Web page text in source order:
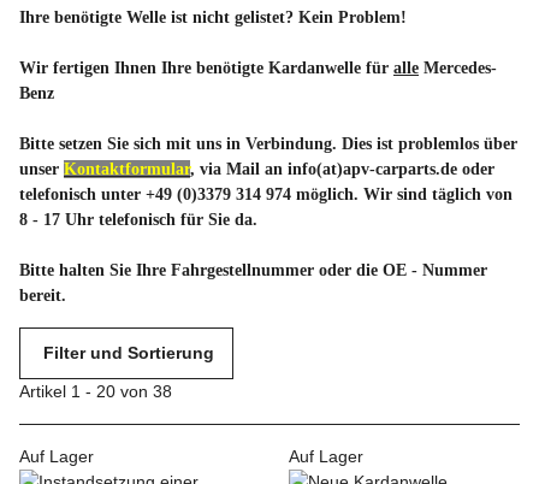
Ihre benötigte Welle ist nicht gelistet? Kein Problem!
Wir fertigen Ihnen Ihre benötigte Kardanwelle für alle Mercedes-
Benz
Bitte setzen Sie sich mit uns in Verbindung. Dies ist problemlos über
unser Kontaktformular, via Mail an info(at)apv-carparts.de oder
telefonisch unter +49 (0)3379 314 974 möglich. Wir sind täglich von
8 - 17 Uhr telefonisch für Sie da.
Bitte halten Sie Ihre Fahrgestellnummer oder die OE - Nummer
bereit.
Filter und Sortierung
Artikel 1 - 20 von 38
Auf Lager Auf Lager